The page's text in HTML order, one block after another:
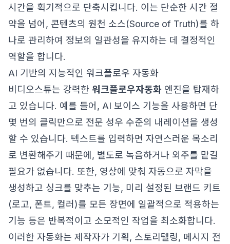
시간을 획기적으로 단축시킵니다. 이는 단순한 시간 절
약을 넘어, 콘텐츠의 원천 소스(Source of Truth)를 하
나로 관리하여 정보의 일관성을 유지하는 데 결정적인
역할을 합니다.
AI 기반의 지능적인 워크플로우 자동화
비디오스튜는 강력한 워크플로우자동화 엔진을 탑재하
고 있습니다. 예를 들어, AI 보이스 기능을 사용하면 단
몇 번의 클릭만으로 전문 성우 수준의 내레이션을 생성
할 수 있습니다. 텍스트를 입력하면 자연스러운 목소리
로 변환해주기 때문에, 별도로 녹음하거나 외주를 맡길
필요가 없습니다. 또한, 영상에 맞춰 자동으로 자막을
생성하고 싱크를 맞추는 기능, 미리 설정된 브랜드 키트
(로고, 폰트, 컬러)를 모든 장면에 일괄적으로 적용하는
기능 등은 반복적이고 소모적인 작업을 최소화합니다.
이러한 자동화는 제작자가 기획, 스토리텔링, 메시지 전